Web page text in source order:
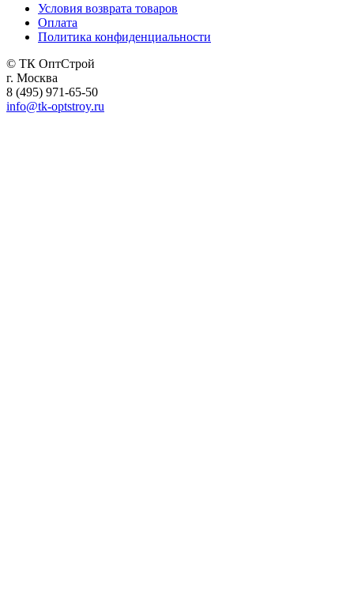
Условия возврата товаров
Оплата
Политика конфиденциальности
© ТК ОптСтрой
г. Москва
8 (495) 971-65-50
info@tk-optstroy.ru